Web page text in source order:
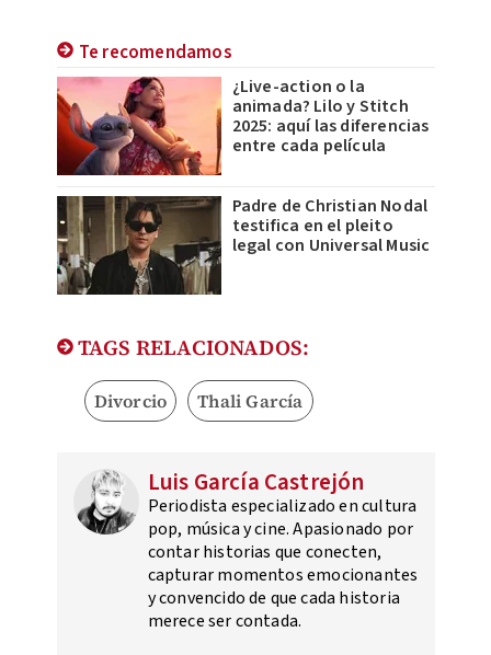
Te recomendamos
¿Live-action o la
animada? Lilo y Stitch
2025: aquí las diferencias
entre cada película
Padre de Christian Nodal
testifica en el pleito
legal con Universal Music
TAGS RELACIONADOS:
Divorcio Thali García
Luis García Castrejón
Periodista especializado en cultura
pop, música y cine. Apasionado por
contar historias que conecten,
capturar momentos emocionantes
y convencido de que cada historia
merece ser contada.